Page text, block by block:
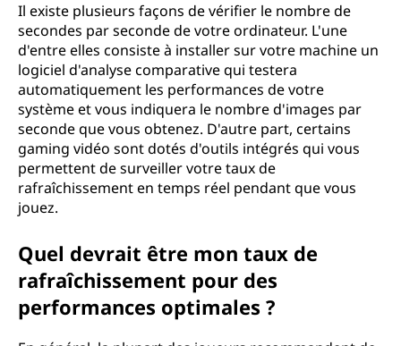
Il existe plusieurs façons de vérifier le nombre de
secondes par seconde de votre ordinateur. L'une
d'entre elles consiste à installer sur votre machine un
logiciel d'analyse comparative qui testera
automatiquement les performances de votre
système et vous indiquera le nombre d'images par
seconde que vous obtenez. D'autre part, certains
gaming vidéo sont dotés d'outils intégrés qui vous
permettent de surveiller votre taux de
rafraîchissement en temps réel pendant que vous
jouez.
Quel devrait être mon taux de
rafraîchissement pour des
performances optimales ?